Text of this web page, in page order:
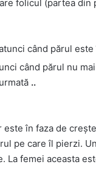
folicul (partea
când părul
când părul nu
..
este în faza de
pe care îl pierzi.
La femei aceasta